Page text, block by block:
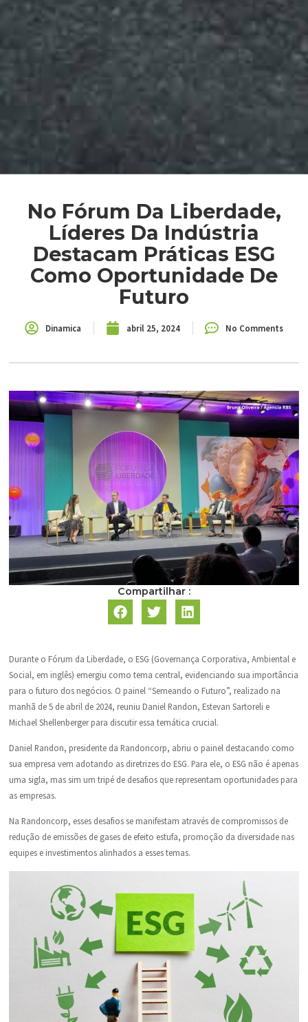
No Fórum Da Liberdade,
Líderes Da Indústria
Destacam Práticas ESG
Como Oportunidade De
Futuro
Dinamica abril 25, 2024 No Comments
Compartilhar :
Durante o Fórum da Liberdade, o ESG (Governança Corporativa, Ambiental e
Social, em inglês) emergiu como tema central, evidenciando sua importância
para o futuro dos negócios. O painel “Semeando o Futuro”, realizado na
manhã de 5 de abril de 2024, reuniu Daniel Randon, Estevan Sartoreli e
Michael Shellenberger para discutir essa temática crucial.
Daniel Randon, presidente da Randoncorp, abriu o painel destacando como
sua empresa vem adotando as diretrizes do ESG. Para ele, o ESG não é apenas
uma sigla, mas sim um tripé de desafios que representam oportunidades para
as empresas.
Na Randoncorp, esses desafios se manifestam através de compromissos de
redução de emissões de gases de efeito estufa, promoção da diversidade nas
equipes e investimentos alinhados a esses temas.